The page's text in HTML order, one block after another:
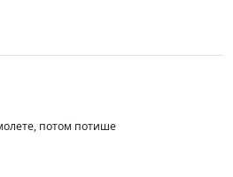
потом потише